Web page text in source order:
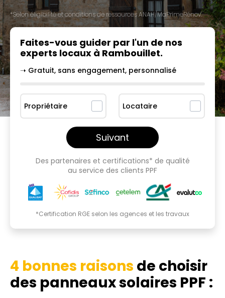
*Selon éligibilité et conditions de ressources ANAH/MaPrimeRénov'.
Faites-vous guider par l'un de nos
experts locaux à Rambouillet.
➝ Gratuit, sans engagement, personnalisé
Propriétaire Locataire
Suivant
Des partenaires et certifications* de qualité
au service des clients PPF
*Certification RGE selon les agences et les travaux
4 bonnes raisons de choisir
des panneaux solaires PPF :